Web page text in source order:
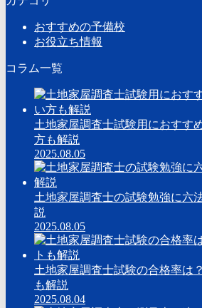
おすすめの予備校
お役立ち情報
コラム一覧
土地家屋調査士試験用におすす
方も解説
2025.08.05
土地家屋調査士の試験勉強に六
説
2025.08.05
土地家屋調査士試験の合格率は
も解説
2025.08.04